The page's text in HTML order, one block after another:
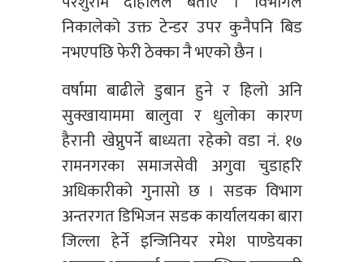
निकालेको उक्त टेन्डर उपर कुनैपनि बिड
नभएपछि फेरी ठेक्का नै भएको छैन ।
वर्षामा बाढीले डुबान हुने र हिलो अनि
सुक्खायाममा बालुवा र धुलोका कारण
हैरानी खेप्नुपर्ने बाध्यता रहेको वडा नं. १७
रामनगरका समाजसेवी अगुवा चुडाहरि
अधिकारीको गुनासो छ । सडक विभाग
अन्तरगत डिभिजन सडक कार्यालयका बारा
जिल्ला हेर्ने इन्जिनियर रमेश पाण्डेयका